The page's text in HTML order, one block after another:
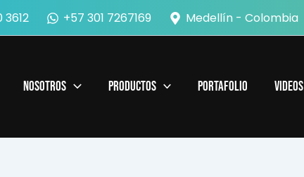
+57 301 7267169 Medellín - Colombia
Nosotros Productos Portafolio Videos